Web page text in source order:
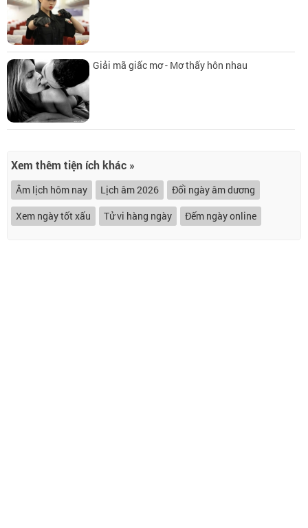
Giải mã giấc mơ - Mơ thấy hôn nhau
Xem thêm tiện ích khác »
Âm lịch hôm nay Lịch âm 2026
Đổi ngày âm dương
Xem ngày tốt xấu
Tử vi hàng ngày Đếm ngày online